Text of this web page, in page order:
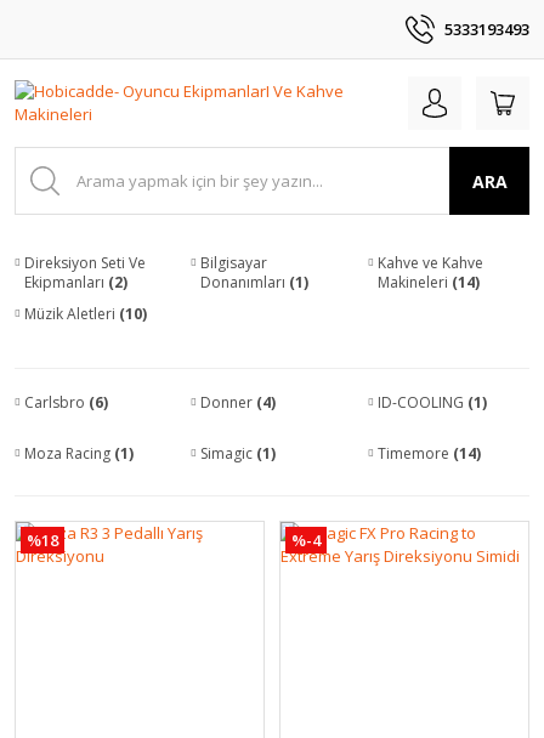
5333193493
ARA
Direksiyon Seti Ve
Ekipmanları (2)
Bilgisayar
Donanımları (1)
Kahve ve Kahve
Makineleri (14)
Müzik Aletleri (10)
Carlsbro (6) Donner (4) ID-COOLING (1)
Moza Racing (1) Simagic (1) Timemore (14)
%18 %-4